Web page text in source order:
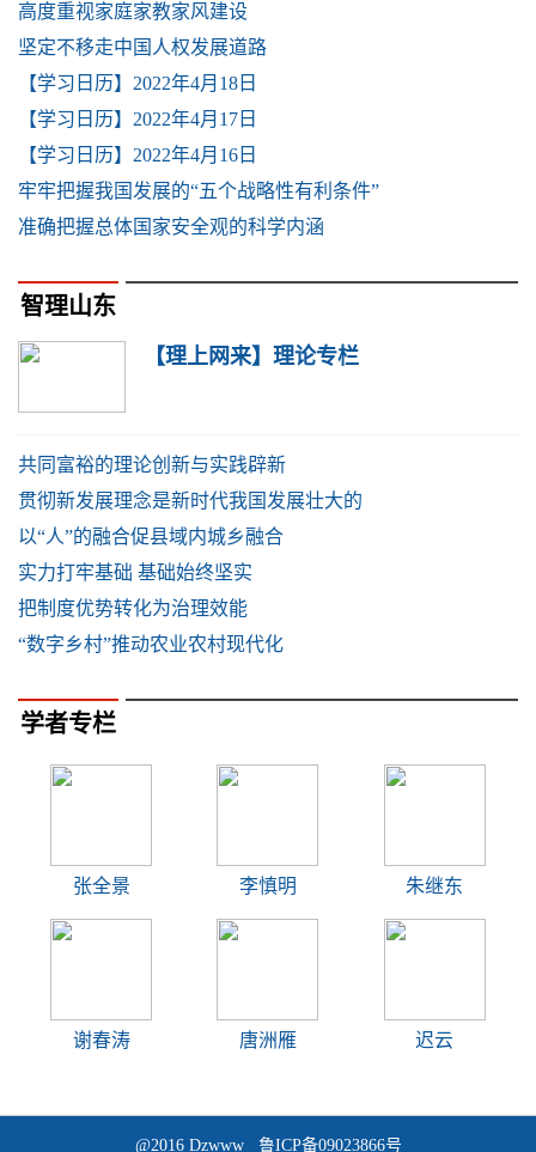
高度重视家庭家教家风建设
坚定不移走中国人权发展道路
【学习日历】2022年4月18日
【学习日历】2022年4月17日
【学习日历】2022年4月16日
牢牢把握我国发展的“五个战略性有利条件”
准确把握总体国家安全观的科学内涵
智理山东
【理上网来】理论专栏
共同富裕的理论创新与实践辟新
贯彻新发展理念是新时代我国发展壮大的
以“人”的融合促县域内城乡融合
实力打牢基础 基础始终坚实
把制度优势转化为治理效能
“数字乡村”推动农业农村现代化
学者专栏
张全景 李慎明 朱继东
谢春涛 唐洲雁 迟云
@2016 Dzwww 鲁ICP备09023866号